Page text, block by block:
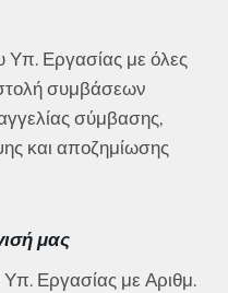
Υπ. Εργασίας με όλες
συμβάσεων
σύμβασης,
και αποζημίωσης
μας
Υπ. Εργασίας με Αριθμ.